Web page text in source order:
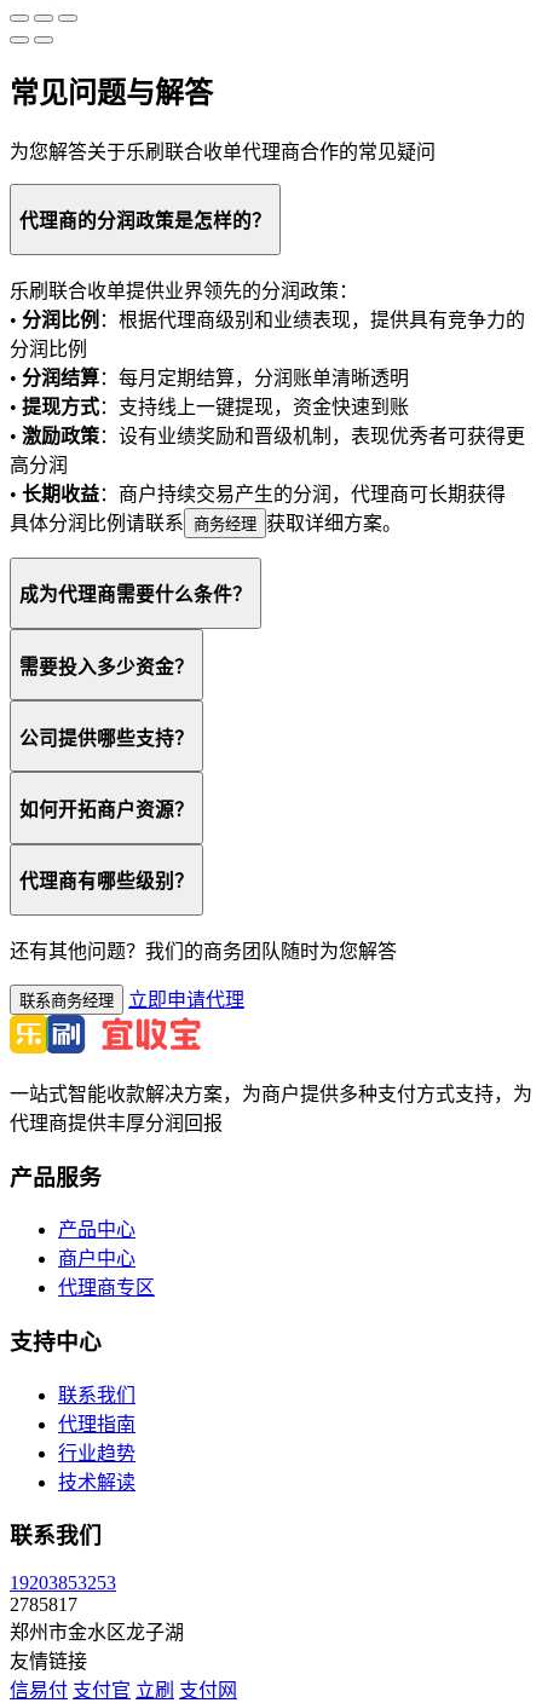
常见问题与解答
为您解答关于乐刷联合收单代理商合作的常见疑问
代理商的分润政策是怎样的？
乐刷联合收单提供业界领先的分润政策：
• 分润比例 ：根据代理商级别和业绩表现，提供具有竞争力的
分润比例
• 分润结算：每月定期结算，分润账单清晰透明
• 提现方式：支持线上一键提现，资金快速到账
• 激励政策：设有业绩奖励和晋级机制，表现优秀者可获得更
高分润
• 长期收益：商户持续交易产生的分润，代理商可长期获得
具体分润比例请联系 商务经理 获取详细方案。
成为代理商需要什么条件？
需要投入多少资金？
公司提供哪些支持？
如何开拓商户资源？
代理商有哪些级别？
还有其他问题？我们的商务团队随时为您解答
联系商务经理 立即申请代理
一站式智能收款解决方案，为商户提供多种支付方式支持，为
代理商提供丰厚分润回报
产品服务
产品中心
商户中心
代理商专区
支持中心
联系我们
代理指南
行业趋势
技术解读
联系我们
19203853253
2785817
郑州市金水区龙子湖
友情链接
信易付 支付官 立刷 支付网